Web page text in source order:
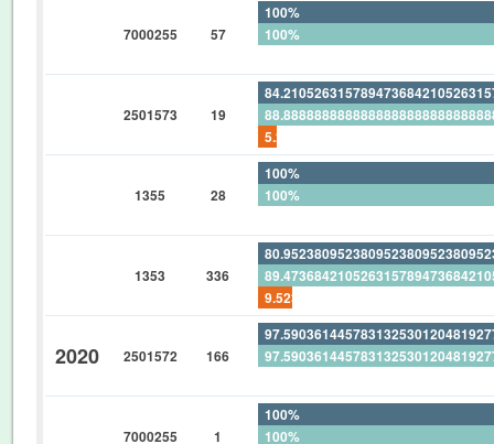
7000255 57
100%
100%
2501573 19
1355 28
100%
100%
1353 336
2020 2501572 166
7000255 1
100%
100%